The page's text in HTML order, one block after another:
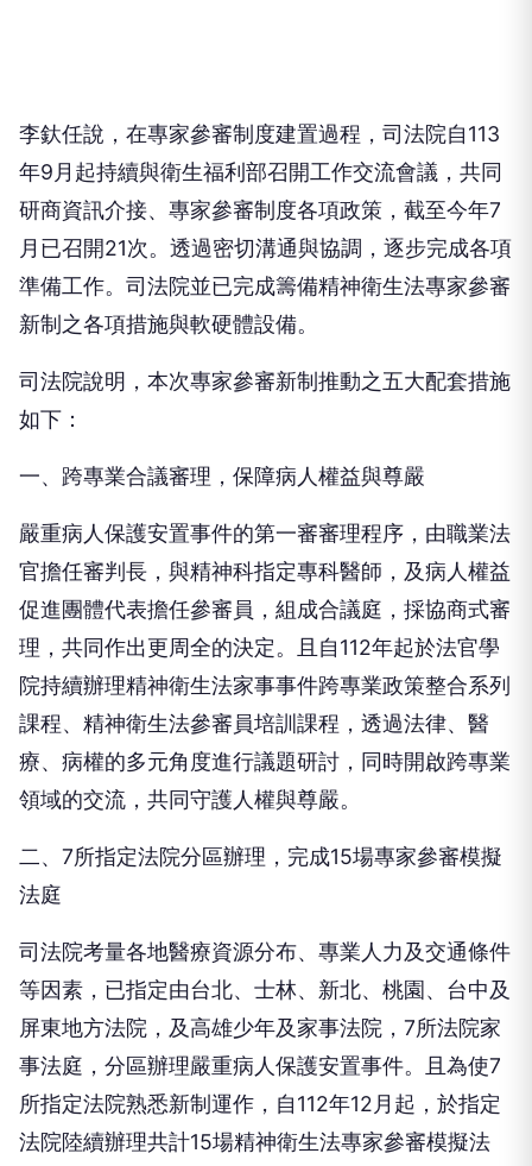
李釱任說，在專家參審制度建置過程，司法院自113
年9月起持續與衛生福利部召開工作交流會議，共同
研商資訊介接、專家參審制度各項政策，截至今年7
月已召開21次。透過密切溝通與協調，逐步完成各項
準備工作。司法院並已完成籌備精神衛生法專家參審
新制之各項措施與軟硬體設備。
司法院說明，本次專家參審新制推動之五大配套措施
如下：
一、跨專業合議審理，保障病人權益與尊嚴
嚴重病人保護安置事件的第一審審理程序，由職業法
官擔任審判長，與精神科指定專科醫師，及病人權益
促進團體代表擔任參審員，組成合議庭，採協商式審
理，共同作出更周全的決定。且自112年起於法官學
院持續辦理精神衛生法家事事件跨專業政策整合系列
課程、精神衛生法參審員培訓課程，透過法律、醫
療、病權的多元角度進行議題研討，同時開啟跨專業
領域的交流，共同守護人權與尊嚴。
二、7所指定法院分區辦理，完成15場專家參審模擬
法庭
司法院考量各地醫療資源分布、專業人力及交通條件
等因素，已指定由台北、士林、新北、桃園、台中及
屏東地方法院，及高雄少年及家事法院，7所法院家
事法庭，分區辦理嚴重病人保護安置事件。且為使7
所指定法院熟悉新制運作，自112年12月起，於指定
法院陸續辦理共計15場精神衛生法專家參審模擬法